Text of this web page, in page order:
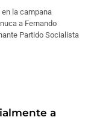
la campana
a Fernando
Partido Socialista
a